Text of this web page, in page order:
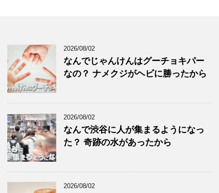
2026/08/02
なんでじゃんけんはグーチョキパー
なの？ ナメクジがヘビに勝ったから
2026/08/02
なんで渋谷に人が集まるようになっ
た？ 奇跡の水があったから
2026/08/02